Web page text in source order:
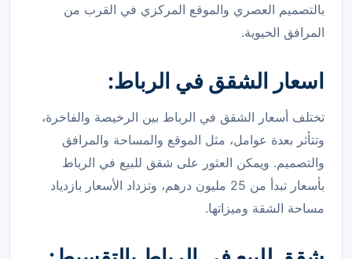
بالتصميم العصري والموقع المركزي في القرب من
المرافق الحيوية.
اسعار الشقق في الرباط:
تختلف أسعار الشقق في الرباط بين الرخيصة والفاخرة،
وتتأثر بعدة عوامل، مثل الموقع والمساحة والمرافق
والتصميم. ويمكن العثور على شقق للبيع في الرباط
بأسعار تبدأ من 25 مليون درهم، وتزداد الأسعار بازدياد
مساحة الشقة وميزاتها.